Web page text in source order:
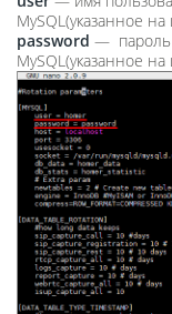
MySQL(указанное
password — пароль
MySQL(указанное